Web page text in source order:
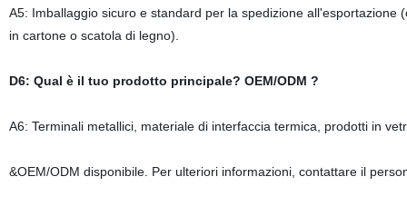
A5: Imballaggio sicuro e standard per la spedizione
in cartone o scatola di legno).
D6: Qual è il tuo prodotto principale? OEM/ODM ?
A6: Terminali metallici, materiale di interfaccia termica, prodotti in
&OEM/ODM disponibile. Per ulteriori informazioni, contattare il